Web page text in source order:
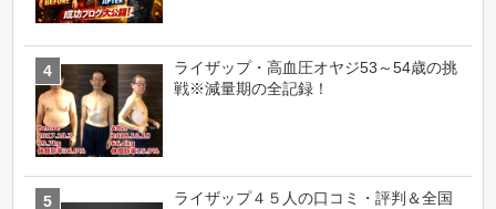
ライザップ・高血圧オヤジ53～54歳の挑
戦※減量期の全記録！
ライザップ４５人の口コミ・評判＆全国